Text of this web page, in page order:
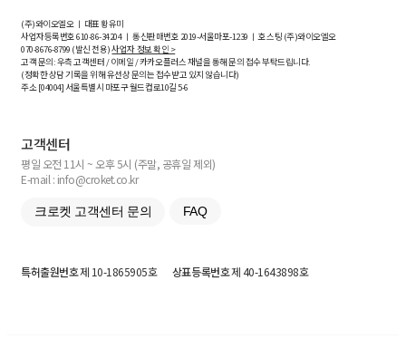
(주)와이오엘오 ㅣ 대표 황유미
사업자등록번호610-86-34204ㅣ 통신판매번호 2019-서울마포-1239 ㅣ 호스팅 (주)와이오엘오
070-8676-8799 (발신 전용)사업자 정보 확인 >
고객 문의: 우측 고객센터 / 이메일 / 카카오플러스 채널을 통해 문의 접수 부탁드립니다.
(정확한 상담 기록을 위해 유선상 문의는 접수받고 있지 않습니다)
주소 [04004] 서울특별시 마포구 월드컵로10길5-6
고객센터
평일 오전 11시 ~ 오후 5시 (주말, 공휴일 제외)
E-mail : info@croket.co.kr
크로켓 고객센터 문의 FAQ
특허출원번호제 10-1865905호 상표등록번호제 40-1643898호